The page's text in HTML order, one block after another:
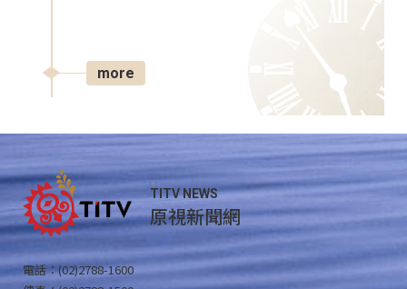
more
TITV NEWS
原視新聞網
電話：(02)2788-1600